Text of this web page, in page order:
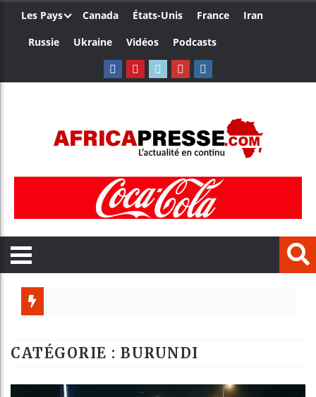
Les Pays Canada États-Unis France
Iran
Russie
Ukraine Vidéos Podcasts
Réforme
CATÉGORIE : BURUNDI